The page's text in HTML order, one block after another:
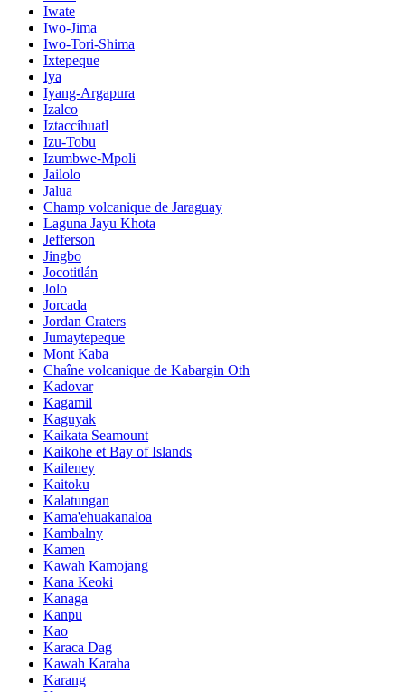
Iwate
Iwo-Jima
Iwo-Tori-Shima
Ixtepeque
Iya
Iyang-Argapura
Izalco
Iztaccíhuatl
Izu-Tobu
Izumbwe-Mpoli
Jailolo
Jalua
Champ volcanique de Jaraguay
Laguna Jayu Khota
Jefferson
Jingbo
Jocotitlán
Jolo
Jorcada
Jordan Craters
Jumaytepeque
Mont Kaba
Chaîne volcanique de Kabargin Oth
Kadovar
Kagamil
Kaguyak
Kaikata Seamount
Kaikohe et Bay of Islands
Kaileney
Kaitoku
Kalatungan
Kama'ehuakanaloa
Kambalny
Kamen
Kawah Kamojang
Kana Keoki
Kanaga
Kanpu
Kao
Karaca Dag
Kawah Karaha
Karang